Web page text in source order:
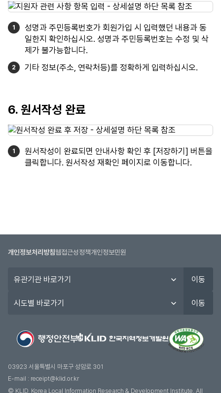
성명과 주민등록번호가 회원가입 시 입력했던 내용과 동
일한지 확인하십시오. 성명과 주민등록번호는 수정 및 삭
제가 불가능합니다.
기타 정보(주소, 연락처등)를 정확하게 입력하십시오.
6. 원서작성 완료
원서작성이 완료되면 안내사항 확인 후 [저장하기] 버튼을
클릭합니다. 원서작성 재확인 페이지로 이동합니다.
개인정보처리방침웹접근성정책개인정보민원
관
이동
도
기
이동
03923 서울특별시 마포구 성암로 301
E-mail : receipt@klid.or.kr
© KLID, Korea Local Information Research & Development Institute. AII